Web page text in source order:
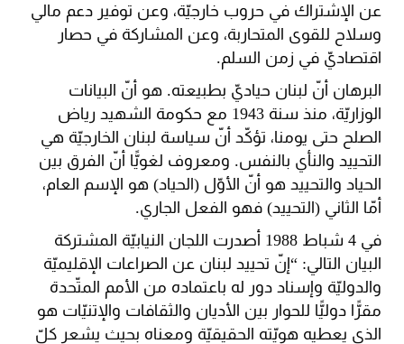
عن الإشتراك في حروب خارجيّة، وعن توفير دعم مالي
وسلاح للقوى المتحاربة، وعن المشاركة في حصار
اقتصاديّ في زمن السلم.
البرهان أنّ لبنان حياديّ بطبيعته. هو أنّ البيانات
الوزاريّة، منذ سنة 1943 مع حكومة الشهيد رياض
الصلح حتى يومنا، تؤكّد أنّ سياسة لبنان الخارجيّة هي
التحييد والنأي بالنفس. ومعروف لغويًّا أنّ الفرق بين
الحياد والتحييد هو أنّ الأوّل (الحياد) هو الإسم العام،
أمّا الثاني (التحييد) فهو الفعل الجاري.
في 4 شباط 1988 أصدرت اللجان النيابيّة المشتركة
البيان التالي: “إنّ تحييد لبنان عن الصراعات الإقليميّة
والدوليّة وإسناد دور له باعتماده من الأمم المتّحدة
مقرًّا دوليًّا للحوار بين الأديان والثقافات والإتنيّات هو
الذي يعطيه هويّته الحقيقيّة ومعناه بحيث يشعر كلّ